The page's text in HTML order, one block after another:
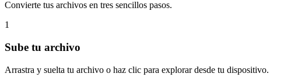
Convierte tus archivos en tres sencillos pasos.
1
Sube tu archivo
Arrastra y suelta tu archivo o haz clic para explorar desde tu dispositivo.